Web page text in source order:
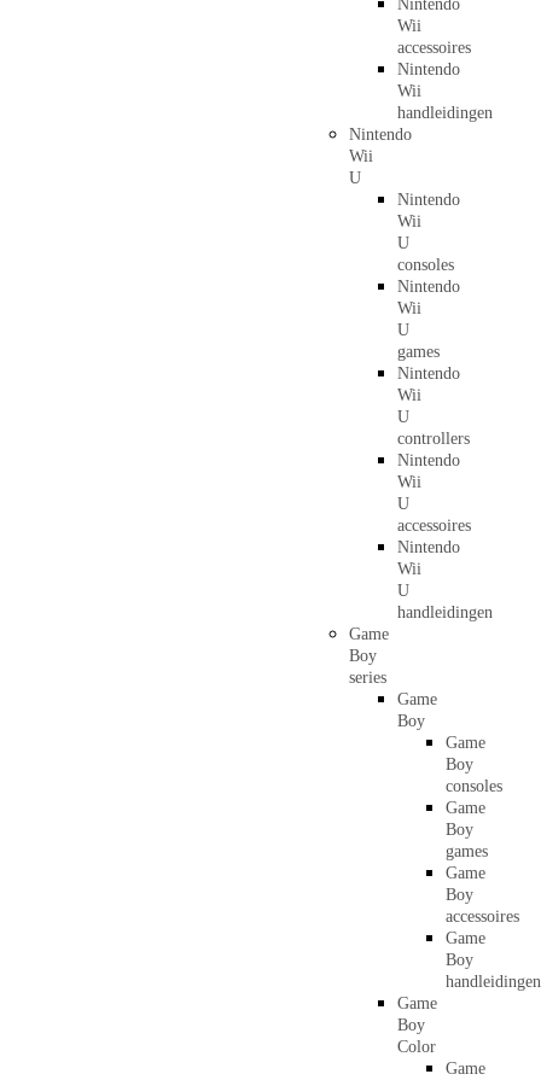
Nintendo
Wii
accessoires
Nintendo
Wii
handleidingen
Nintendo
Wii
U
Nintendo
Wii
U
consoles
Nintendo
Wii
U
games
Nintendo
Wii
U
controllers
Nintendo
Wii
U
accessoires
Nintendo
Wii
U
handleidingen
Game
Boy
series
Game
Boy
Game
Boy
consoles
Game
Boy
games
Game
Boy
accessoires
Game
Boy
handleidingen
Game
Boy
Color
Game